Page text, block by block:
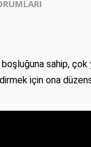
sahip, çok
için ona